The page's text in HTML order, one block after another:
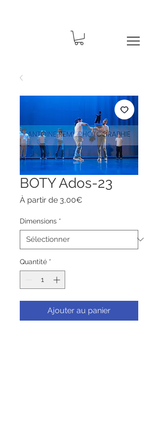
BOTY Ados-23
À partir de 3,00€
Dimensions *
Quantité *
Ajouter au panier